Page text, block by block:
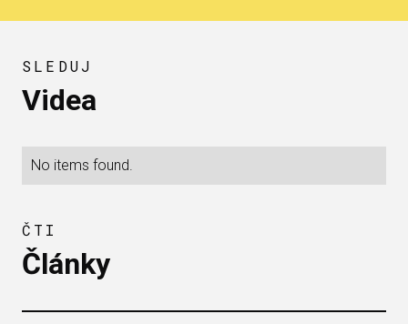
SLEDUJ
Videa
No items found.
ČTI
Články